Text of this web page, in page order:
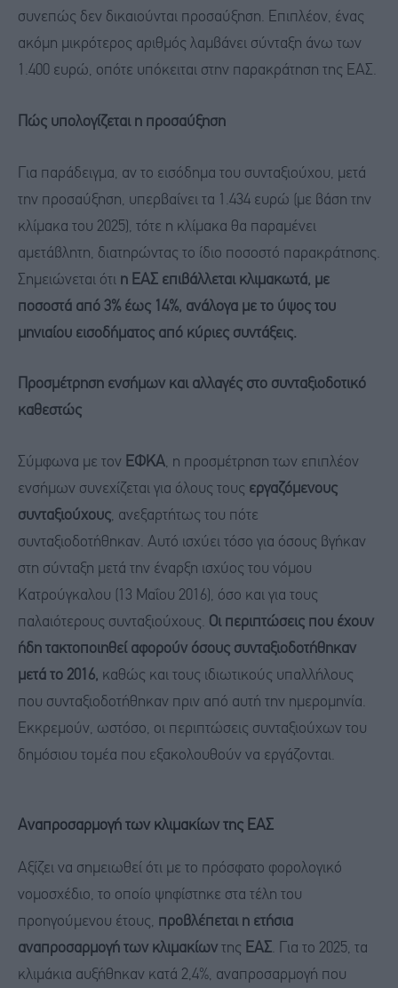
συνεπώς δεν δικαιούνται προσαύξηση. Επιπλέον, ένας
ακόμη μικρότερος αριθμός λαμβάνει σύνταξη άνω των
1.400 ευρώ, οπότε υπόκειται στην παρακράτηση της ΕΑΣ.
Πώς υπολογίζεται η προσαύξηση
Για παράδειγμα, αν το εισόδημα του συνταξιούχου, μετά
την προσαύξηση, υπερβαίνει τα 1.434 ευρώ (με βάση την
κλίμακα του 2025), τότε η κλίμακα θα παραμένει
αμετάβλητη, διατηρώντας το ίδιο ποσοστό παρακράτησης.
Σημειώνεται ότι η ΕΑΣ επιβάλλεται κλιμακωτά, με
ποσοστά από 3% έως 14%, ανάλογα με το ύψος του
μηνιαίου εισοδήματος από κύριες συντάξεις.
Προσμέτρηση ενσήμων και αλλαγές στο συνταξιοδοτικό
καθεστώς
Σύμφωνα με τον ΕΦΚΑ, η προσμέτρηση των επιπλέον
ενσήμων συνεχίζεται για όλους τους εργαζόμενους
συνταξιούχους, ανεξαρτήτως του πότε
συνταξιοδοτήθηκαν. Αυτό ισχύει τόσο για όσους βγήκαν
στη σύνταξη μετά την έναρξη ισχύος του νόμου
Κατρούγκαλου (13 Μαΐου 2016), όσο και για τους
παλαιότερους συνταξιούχους. Οι περιπτώσεις που έχουν
ήδη τακτοποιηθεί αφορούν όσους συνταξιοδοτήθηκαν
μετά το 2016, καθώς και τους ιδιωτικούς υπαλλήλους
που συνταξιοδοτήθηκαν πριν από αυτή την ημερομηνία.
Εκκρεμούν, ωστόσο, οι περιπτώσεις συνταξιούχων του
δημόσιου τομέα που εξακολουθούν να εργάζονται.
Αναπροσαρμογή των κλιμακίων της ΕΑΣ
Αξίζει να σημειωθεί ότι με το πρόσφατο φορολογικό
νομοσχέδιο, το οποίο ψηφίστηκε στα τέλη του
προηγούμενου έτους, προβλέπεται η ετήσια
αναπροσαρμογή των κλιμακίων της ΕΑΣ. Για το 2025, τα
κλιμάκια αυξήθηκαν κατά 2,4%, αναπροσαρμογή που